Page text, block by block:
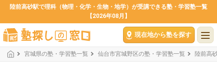
陸前高砂駅で理科（物理・化学・生物・地学）が受講できる塾・学習塾一覧
【2026年08月】
現在地から塾を探す
宮城県の塾・学習塾一覧 仙台市宮城野区の塾・学習塾一覧 陸前高